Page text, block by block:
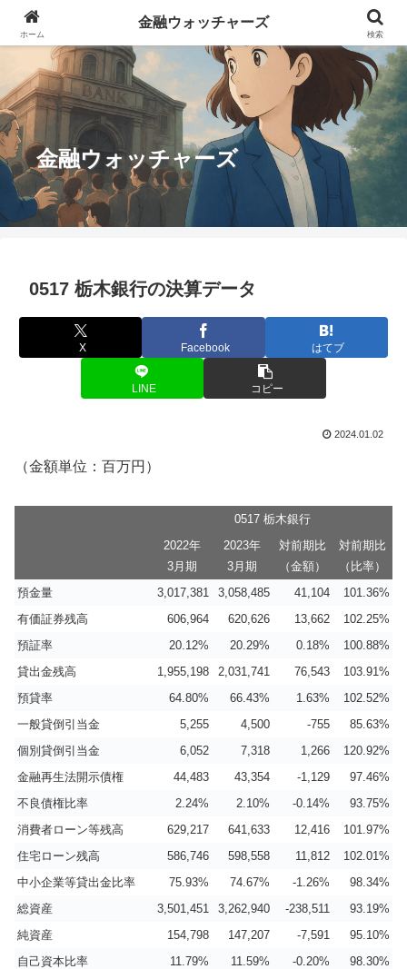
金融ウォッチャーズ
0517 栃木銀行の決算データ
X Facebook はてブ
LINE コピー
2024.01.02
（金額単位：百万円）
0517 栃木銀行
2022年
3月期
2023年
3月期
対前期比
（金額）
対前期比
（比率）
預金量
3,017,381 3,058,485 41,104
101.36%
有価証券残高
606,964 620,626 13,662
102.25%
預証率
20.12% 20.29% 0.18%
100.88%
貸出金残高
1,955,198 2,031,741 76,543
103.91%
預貸率
64.80% 66.43% 1.63%
102.52%
一般貸倒引当金
5,255 4,500 -755
85.63%
個別貸倒引当金
6,052 7,318 1,266
120.92%
金融再生法開示債権
44,483 43,354 -1,129
97.46%
不良債権比率
2.24% 2.10% -0.14%
93.75%
消費者ローン等残高
629,217 641,633 12,416
101.97%
住宅ローン残高
586,746 598,558 11,812
102.01%
中小企業等貸出金比率
75.93% 74.67% -1.26%
98.34%
総資産
3,501,451 3,262,940 -238,511
93.19%
純資産
154,798 147,207 -7,591
95.10%
自己資本比率
11.79% 11.59% -0.20%
98.30%
ホーム
金融ウォッチャーズ
検索